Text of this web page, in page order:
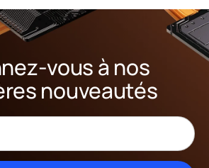
vous à nos
nouveautés